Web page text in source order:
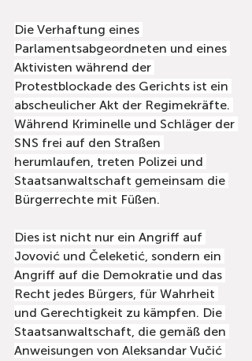
Die Verhaftung eines
Parlamentsabgeordneten und eines
Aktivisten während der
Protestblockade des Gerichts ist ein
abscheulicher Akt der Regimekräfte.
Während Kriminelle und Schläger der
SNS frei auf den Straßen
herumlaufen, treten Polizei und
Staatsanwaltschaft gemeinsam die
Bürgerrechte mit Füßen.
Dies ist nicht nur ein Angriff auf
Jovović und Čeleketić, sondern ein
Angriff auf die Demokratie und das
Recht jedes Bürgers, für Wahrheit
und Gerechtigkeit zu kämpfen. Die
Staatsanwaltschaft, die gemäß den
Anweisungen von Aleksandar Vučić